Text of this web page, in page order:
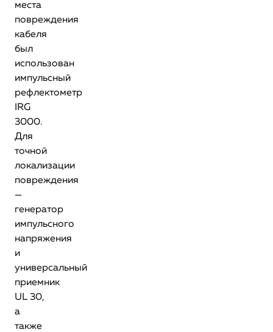
места
повреждения
кабеля
был
использован
импульсный
рефлектометр
IRG
3000.
Для
точной
локализации
повреждения
—
генератор
импульсного
напряжения
и
универсальный
приемник
UL 30,
а
также